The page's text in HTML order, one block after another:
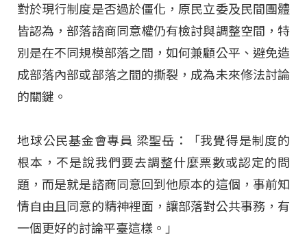
對於現行制度是否過於僵化，原民立委及民間團體
皆認為，部落諮商同意權仍有檢討與調整空間，特
別是在不同規模部落之間，如何兼顧公平、避免造
成部落內部或部落之間的撕裂，成為未來修法討論
的關鍵。
地球公民基金會專員 梁聖岳：「我覺得是制度的
根本，不是說我們要去調整什麼票數或認定的問
題，而是就是諮商同意回到他原本的這個，事前知
情自由且同意的精神裡面，讓部落對公共事務，有
一個更好的討論平臺這樣。」